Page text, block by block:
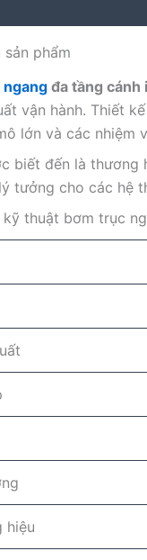
phẩm
đa tầng
vận hành. Thiết
lớn và các nhiệm
biết đến là thương
tưởng cho các hệ
kỹ thuật bơm trục
hiệu